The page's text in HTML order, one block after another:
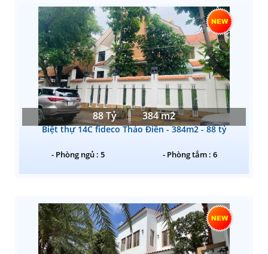
88 Tỷ 384 m2
Biệt thự 14C fideco Thảo Điền - 384m2 - 88 tỷ
- Phòng ngủ : 5 - Phòng tắm : 6